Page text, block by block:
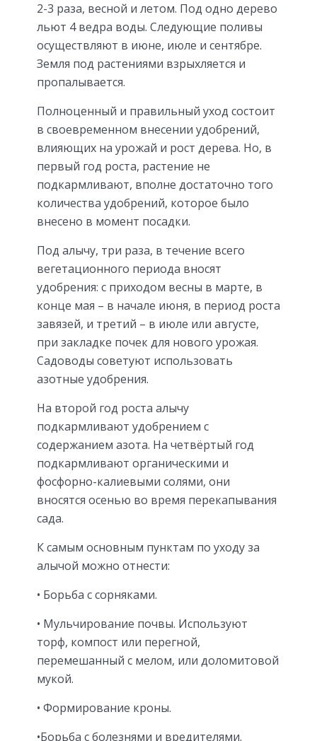
2-3 раза, весной и летом. Под одно дерево
льют 4 ведра воды. Следующие поливы
осуществляют в июне, июле и сентябре.
Земля под растениями взрыхляется и
пропалывается.
Полноценный и правильный уход состоит
в своевременном внесении удобрений,
влияющих на урожай и рост дерева. Но, в
первый год роста, растение не
подкармливают, вполне достаточно того
количества удобрений, которое было
внесено в момент посадки.
Под алычу, три раза, в течение всего
вегетационного периода вносят
удобрения: с приходом весны в марте, в
конце мая – в начале июня, в период роста
завязей, и третий – в июле или августе,
при закладке почек для нового урожая.
Садоводы советуют использовать
азотные удобрения.
На второй год роста алычу
подкармливают удобрением с
содержанием азота. На четвёртый год
подкармливают органическими и
фосфорно-калиевыми солями, они
вносятся осенью во время перекапывания
сада.
К самым основным пунктам по уходу за
алычой можно отнести:
• Борьба с сорняками.
• Мульчирование почвы. Используют
торф, компост или перегной,
перемешанный с мелом, или доломитовой
мукой.
• Формирование кроны.
•Борьба с болезнями и вредителями.